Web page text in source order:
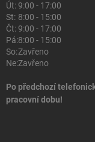
Út:9:00 - 17:00
St: 8:00 - 15:00
Čt:9:00 - 17:00
Pá:8:00 - 15:00
So:Zavřeno
Ne:Zavřeno
Po předchozí
pracovní dobu!